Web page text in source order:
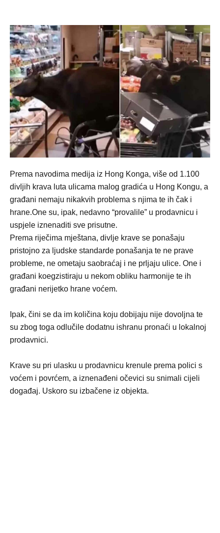
Prema navodima medija iz Hong Konga, više od 1.100
divljih krava luta ulicama malog gradića u Hong Kongu, a
građani nemaju nikakvih problema s njima te ih čak i
hrane.One su, ipak, nedavno “provalile” u prodavnicu i
uspjele iznenaditi sve prisutne.
Prema riječima mještana, divlje krave se ponašaju
pristojno za ljudske standarde ponašanja te ne prave
probleme, ne ometaju saobraćaj i ne prljaju ulice. One i
građani koegzistiraju u nekom obliku harmonije te ih
građani nerijetko hrane voćem.
Ipak, čini se da im količina koju dobijaju nije dovoljna te
su zbog toga odlučile dodatnu ishranu pronaći u lokalnoj
prodavnici.
Krave su pri ulasku u prodavnicu krenule prema polici s
voćem i povrćem, a iznenađeni očevici su snimali cijeli
događaj. Uskoro su izbačene iz objekta.